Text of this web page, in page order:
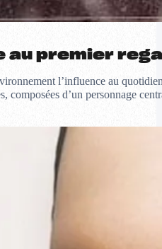
au premier
l’influence au
composées d’un personnage